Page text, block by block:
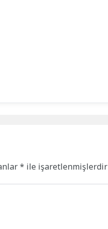
* ile işaretlenmişlerdir